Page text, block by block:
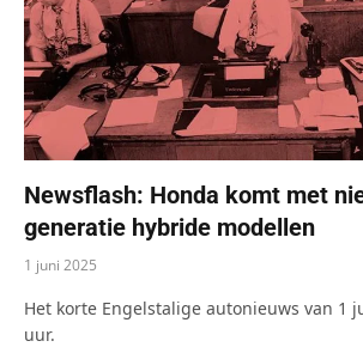
Newsflash: Honda komt met
generatie hybride modellen
1 juni 2025
Het korte Engelstalige autonieuws van 1
uur.